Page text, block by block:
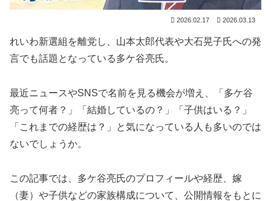
2026.02.17 2026.03.13
れいわ新選組を離党し、山本太郎代表や大石晃子氏への発
言でも話題となっている多ケ谷亮氏。
最近ニュースやSNSで名前を見る機会が増え、「多ケ谷
亮って何者？」「結婚しているの？」「子供はいる？」
「これまでの経歴は？」と気になっている人も多いのでは
ないでしょうか。
この記事では、多ケ谷亮氏のプロフィールや経歴、嫁
（妻）や子供などの家族構成について、公開情報をもとに